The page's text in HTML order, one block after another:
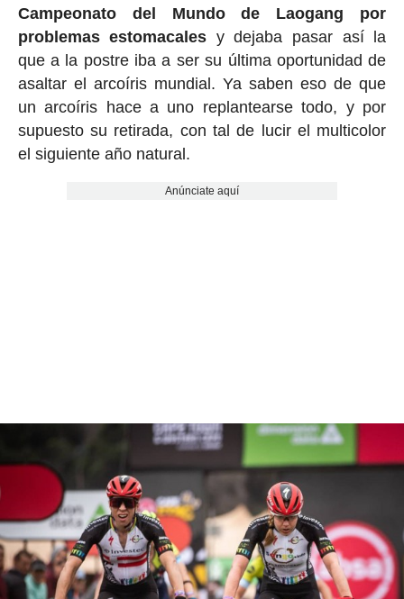
Campeonato del Mundo de Laogang por
problemas estomacales y dejaba pasar así la
que a la postre iba a ser su última oportunidad de
asaltar el arcoíris mundial. Ya saben eso de que
un arcoíris hace a uno replantearse todo, y por
supuesto su retirada, con tal de lucir el multicolor
el siguiente año natural.
Anúnciate aquí